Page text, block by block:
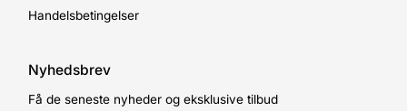
Handelsbetingelser
Nyhedsbrev
Få de seneste nyheder og eksklusive tilbud